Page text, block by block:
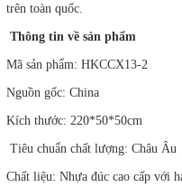
trên toàn quốc.
Thông tin về sản phẩm
Mã sản phẩm: HKCCX13-2
Nguồn gốc: China
Kích thước: 220*50*50cm
Tiêu chuẩn chất lượng: Châu Âu
Chất liệu: Nhựa đúc cao cấp với